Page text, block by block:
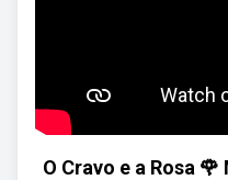
O Cravo e a Rosa